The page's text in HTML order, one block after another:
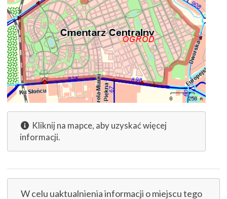
Kliknij na mapce, aby uzyskać więcej
informacji.
W celu uaktualnienia informacji o miejscu tego